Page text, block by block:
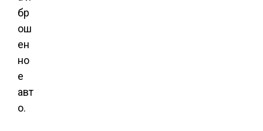
бр
ош
ен
но
е
авт
о.